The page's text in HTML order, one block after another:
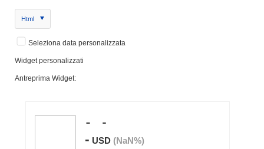
Html
Seleziona data personalizzata
Widget personalizzati
Antreprima Widget: